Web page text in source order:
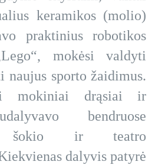
keramikos (molio)
praktinius robotikos
mokėsi valdyti
sporto žaidimus.
mokiniai drąsiai ir
bendruose
šokio ir teatro
dalyvis patyrė